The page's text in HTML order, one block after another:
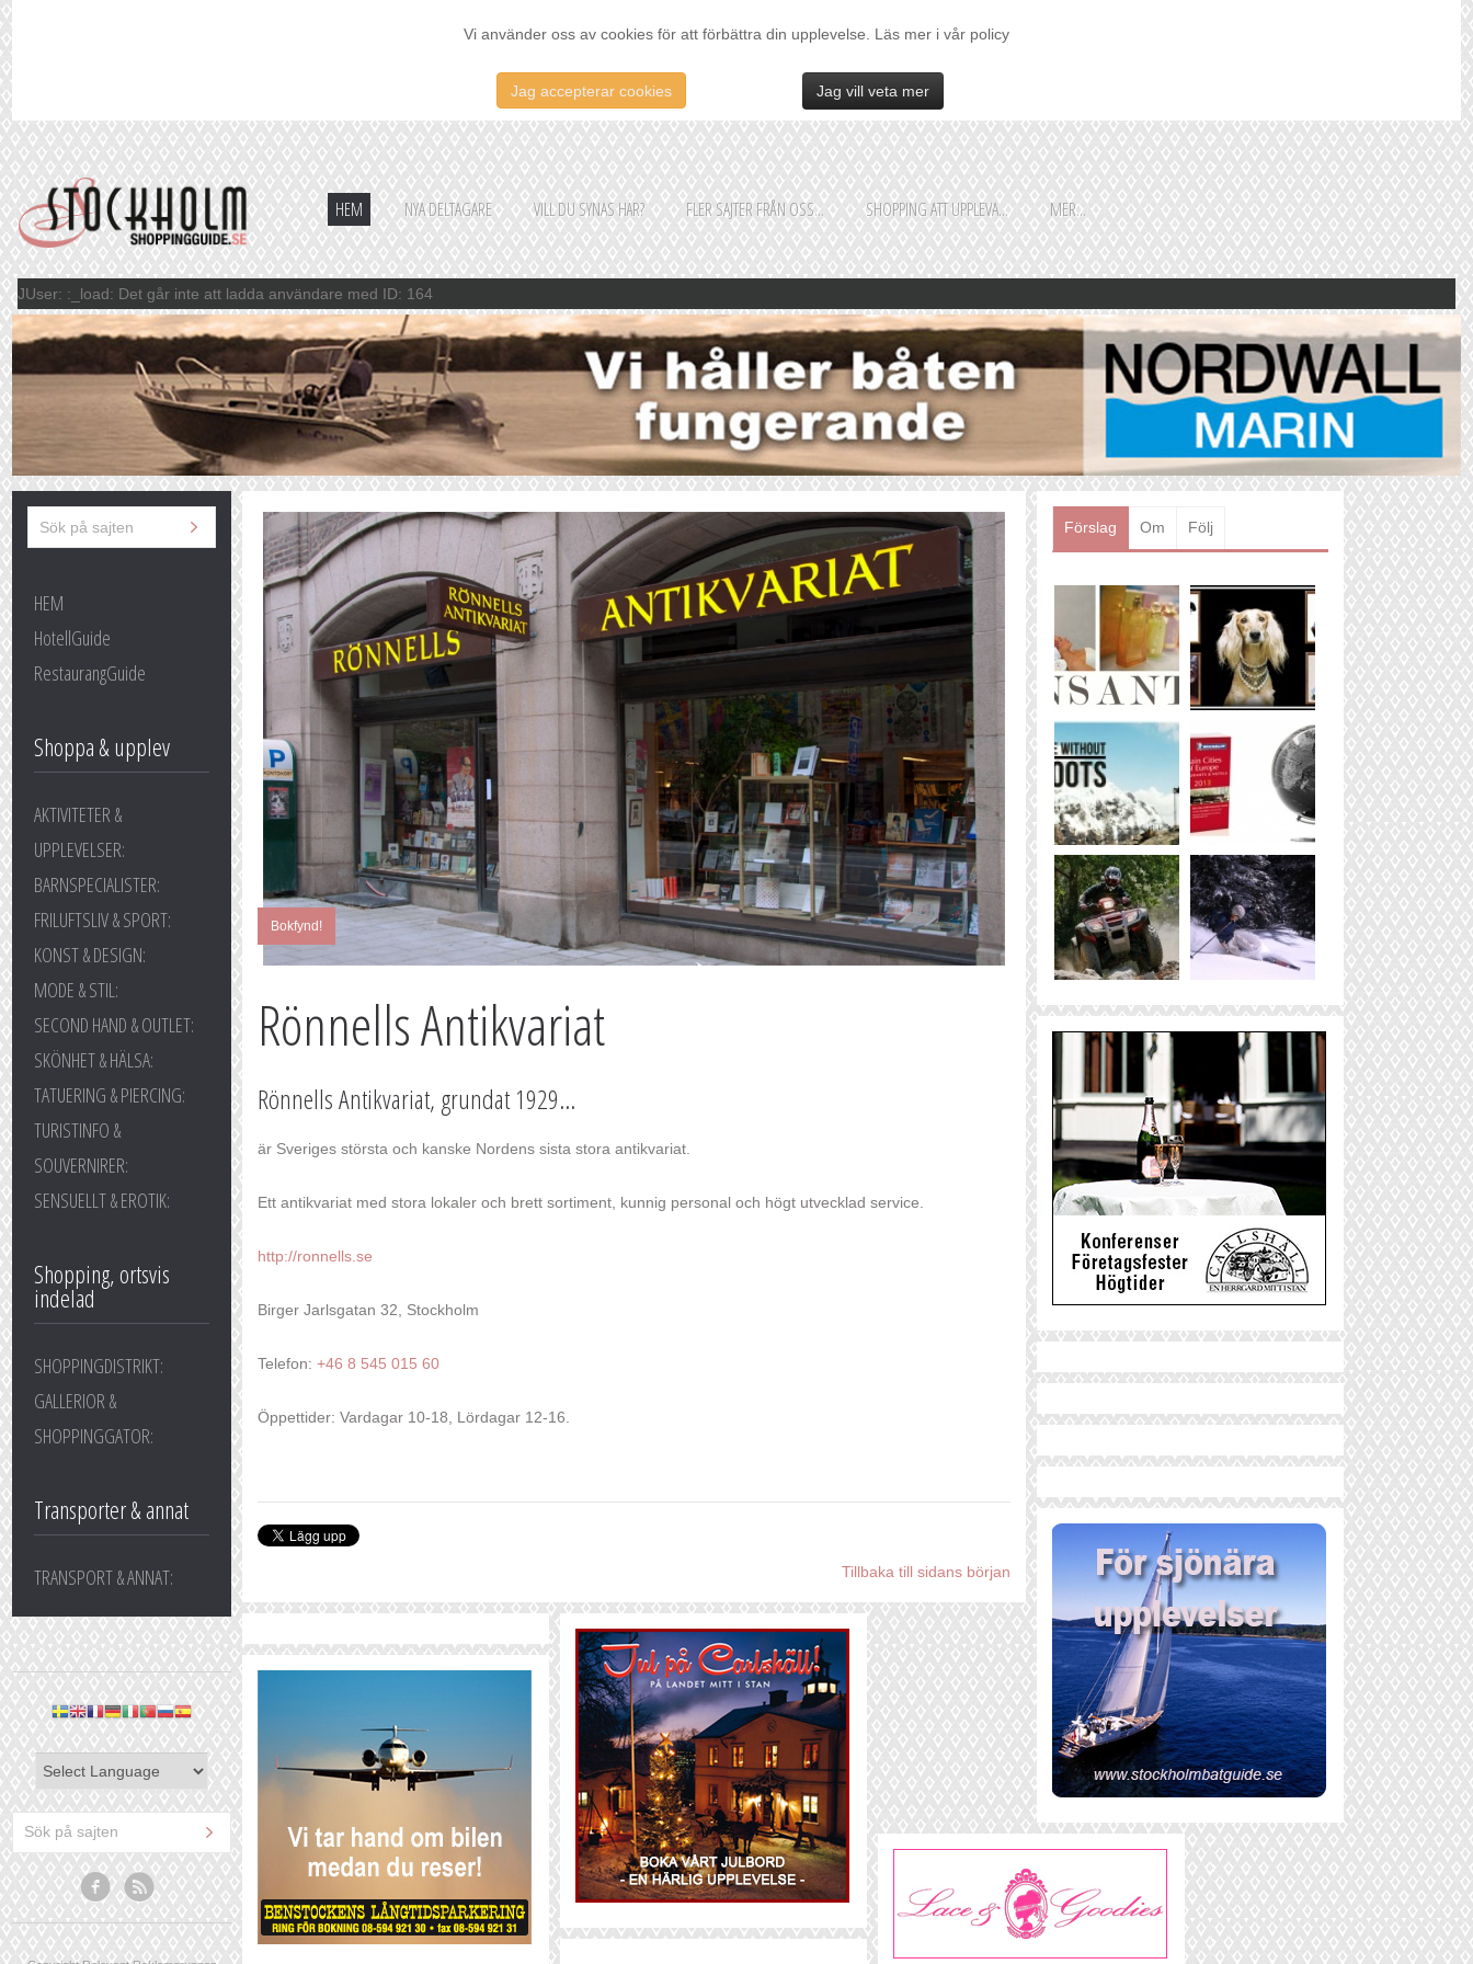
Vi använder oss av cookies för att förbättra din upplevelse. Läs mer i vår policy
Jag accepterar cookies Jag vill veta mer
HEM NYA DELTAGARE VILL DU SYNAS HÄR? FLER SAJTER FRÅN OSS... SHOPPING ATT UPPLEVA... MER...
JUser: :_load: Det går inte att ladda användare med ID: 164
HEM
HotellGuide
RestaurangGuide
Shoppa & upplev
AKTIVITETER &
UPPLEVELSER:
BARNSPECIALISTER:
FRILUFTSLIV & SPORT:
KONST & DESIGN:
MODE & STIL:
SECOND HAND & OUTLET:
SKÖNHET & HÄLSA:
TATUERING & PIERCING:
TURISTINFO &
SOUVERNIRER:
SENSUELLT & EROTIK:
Shopping, ortsvis
indelad
SHOPPINGDISTRIKT:
GALLERIOR &
SHOPPINGGATOR:
Transporter & annat
TRANSPORT & ANNAT:
Bokfynd!
Rönnells Antikvariat
Rönnells Antikvariat, grundat 1929...
är Sveriges största och kanske Nordens sista stora antikvariat.
Ett antikvariat med stora lokaler och brett sortiment, kunnig personal och högt utvecklad service.
http://ronnells.se
Birger Jarlsgatan 32, Stockholm
Telefon: +46 8 545 015 60
Öppettider: Vardagar 10-18, Lördagar 12-16.
Tillbaka till sidans början
Förslag Om Följ
Shoppingguiden är främst
framtagen för vår huvudstads
besökare